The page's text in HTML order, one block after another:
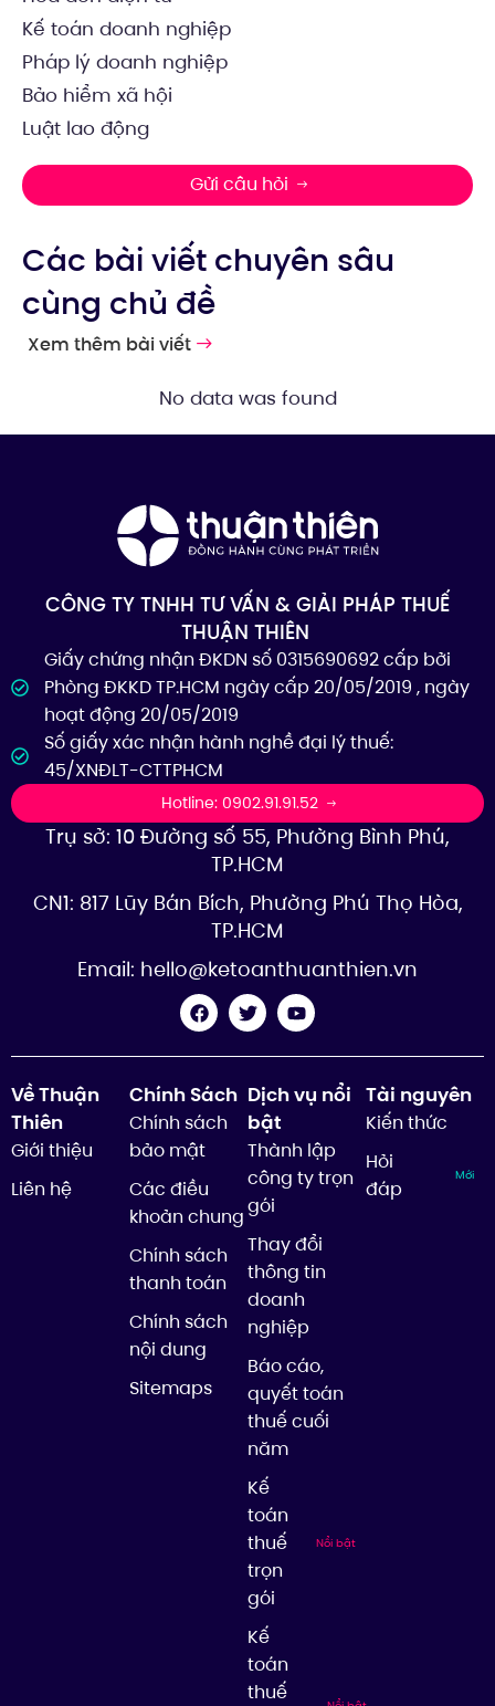
Kế toán doanh nghiệp
Pháp lý doanh nghiệp
Bảo hiểm xã hội
Luật lao động
Gửi câu hỏi
Các bài viết chuyên sâu
cùng chủ đề
Xem thêm bài viết
No data was found
CÔNG TY TNHH TƯ VẤN & GIẢI PHÁP THUẾ
THUẬN THIÊN
Giấy chứng nhận ĐKDN số 0315690692 cấp bởi
Phòng ĐKKD TP.HCM ngày cấp 20/05/2019 , ngày
hoạt động 20/05/2019
Số giấy xác nhận hành nghề đại lý thuế:
45/XNĐLT-CTTPHCM
Hotline: 0902.91.91.52
Trụ sở: 10 Đường số 55, Phường Bình Phú,
TP.HCM
CN1: 817 Lũy Bán Bích, Phường Phú Thọ Hòa,
TP.HCM
Email: hello@ketoanthuanthien.vn
Về Thuận
Thiên
Giới thiệu
Liên hệ
Chính Sách
Chính sách
bảo mật
Các điều
khoản chung
Chính sách
thanh toán
Chính sách
nội dung
Sitemaps
Dịch vụ nổi
bật
Thành lập
công ty trọn
gói
Thay đổi
thông tin
doanh
nghiệp
Báo cáo,
quyết toán
thuế cuối
năm
Kế
toán
thuế
trọn
gói
Nổi bật
Kế
toán
thuế
Tài nguyên
Kiến thức
Hỏi
đáp
Mới